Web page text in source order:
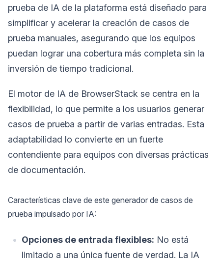
prueba de IA de la plataforma está diseñado para
simplificar y acelerar la creación de casos de
prueba manuales, asegurando que los equipos
puedan lograr una cobertura más completa sin la
inversión de tiempo tradicional.
El motor de IA de BrowserStack se centra en la
flexibilidad, lo que permite a los usuarios generar
casos de prueba a partir de varias entradas. Esta
adaptabilidad lo convierte en un fuerte
contendiente para equipos con diversas prácticas
de documentación.
Características clave de este generador de casos de
prueba impulsado por IA:
Opciones de entrada flexibles: No está
limitado a una única fuente de verdad. La IA